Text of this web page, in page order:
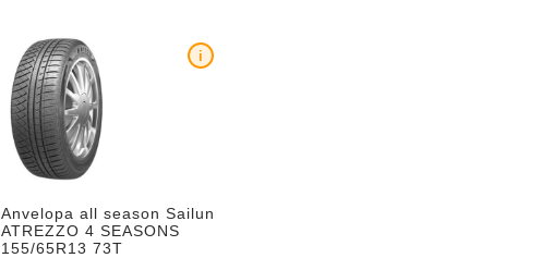
Anvelopa all season Sailun
ATREZZO 4 SEASONS
155/65R13 73T
i